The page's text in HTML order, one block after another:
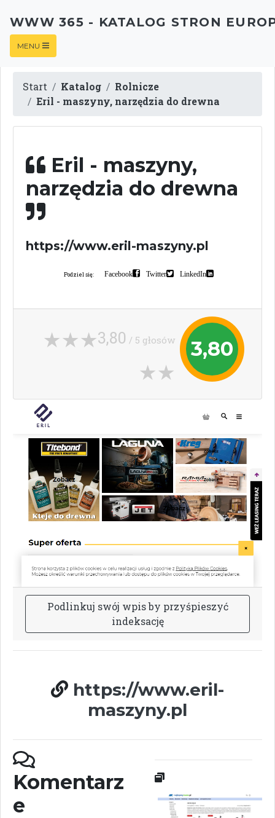
WWW 365 - KATALOG STRON
MENU
Start Katalog
Rolnicze
Eril - maszyny, narzędzia do drewna
Eril - maszyny,
narzędzia do drewna
https://www.eril-maszyny.pl
Podziel się: Facebook Twitter LinkedIn
3,80
3,80 / 5 głosów
Podlinkuj swój wpisby przyśpieszyć
indeksację
https://www.eril-
maszyny.pl
Komentarz
e